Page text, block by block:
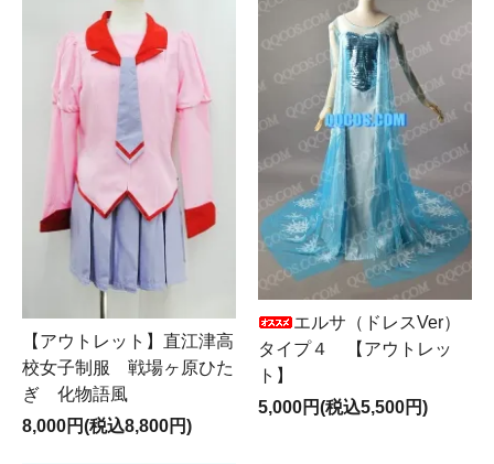
【アウトレット】直江津高
校女子制服 戦場ヶ原ひた
ぎ 化物語風
8,000円(税込8,800円)
エルサ（ドレスVer）
タイプ４ 【アウトレッ
ト】
5,000円(税込5,500円)